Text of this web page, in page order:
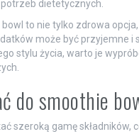
dietetycznych.
to nie tylko zdrowa
może być przyjemne
stylu życia, warto je
do smoothie
szeroką gamę